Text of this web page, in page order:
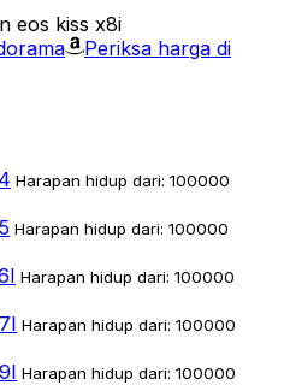
eos kiss x8i
Periksa harga di
Harapan hidup dari: 100000
Harapan hidup dari: 100000
Harapan hidup dari: 100000
Harapan hidup dari: 100000
Harapan hidup dari: 100000